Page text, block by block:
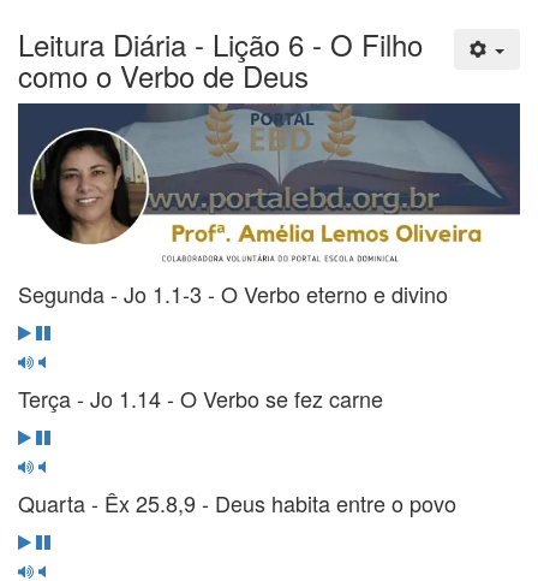
Leitura Diária - Lição 6 - O Filho
como o Verbo de Deus
Segunda - Jo 1.1-3 - O Verbo eterno e divino
Terça - Jo 1.14 - O Verbo se fez carne
Quarta - Êx 25.8,9 - Deus habita entre o povo